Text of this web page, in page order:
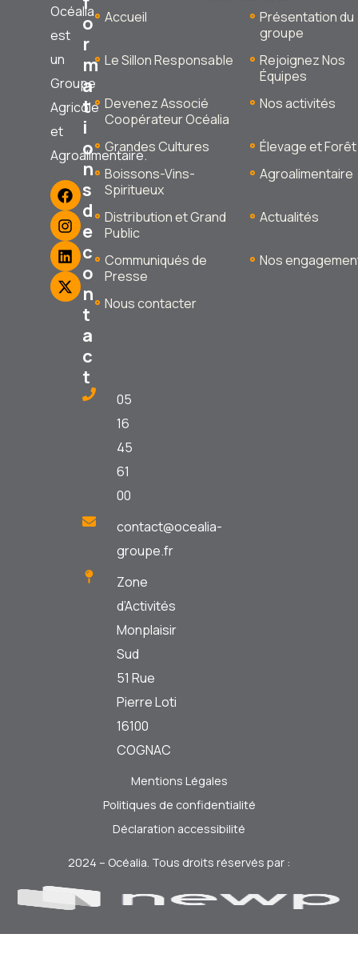
Océalia
est
un
Groupe
Agricole
et
Agroalimentaire.
o
r
m
a
t
i
o
n
s
d
e
c
o
n
t
a
c
t
05
16
45
61
00
contact@ocealia-
groupe.fr
Zone
d’Activités
Monplaisir
Sud
51 Rue
Pierre Loti
16100
COGNAC
Accueil
Présentation du
groupe
Le Sillon Responsable
Rejoignez Nos
Équipes
Devenez Associé
Coopérateur Océalia
Nos activités
Grandes Cultures
Élevage et Forêt
Boissons-Vins-
Spiritueux
Agroalimentaire
Distribution et Grand
Public
Actualités
Communiqués de
Presse
Nos
Nous contacter
Mentions Légales
Politiques de confidentialité
Déclaration accessibilité
2024 – Océalia. Tous droits réservés par :